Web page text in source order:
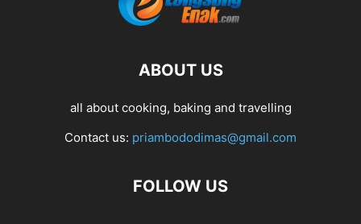
ABOUT US
all about cooking, baking and travelling
Contact us: priambododimas@gmail.com
FOLLOW US